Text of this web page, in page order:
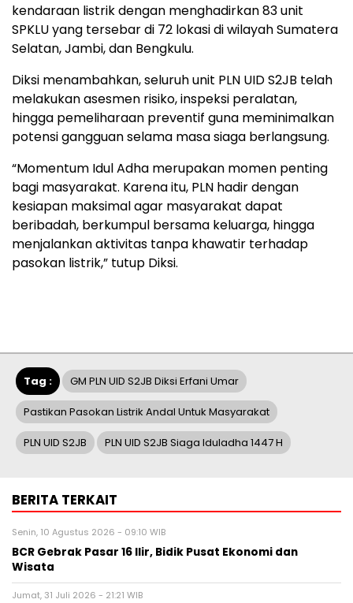
kendaraan listrik dengan menghadirkan 83 unit
SPKLU yang tersebar di 72 lokasi di wilayah Sumatera
Selatan, Jambi, dan Bengkulu.
Diksi menambahkan, seluruh unit PLN UID S2JB telah
melakukan asesmen risiko, inspeksi peralatan,
hingga pemeliharaan preventif guna meminimalkan
potensi gangguan selama masa siaga berlangsung.
“Momentum Idul Adha merupakan momen penting
bagi masyarakat. Karena itu, PLN hadir dengan
kesiapan maksimal agar masyarakat dapat
beribadah, berkumpul bersama keluarga, hingga
menjalankan aktivitas tanpa khawatir terhadap
pasokan listrik,” tutup Diksi.
Tag : GM PLN UID S2JB Diksi Erfani Umar
Pastikan Pasokan Listrik Andal Untuk Masyarakat
PLN UID S2JB PLN UID S2JB Siaga Iduladha 1447 H
BERITA TERKAIT
Senin, 10 Agustus 2026 - 09:10 WIB
BCR Gebrak Pasar 16 Ilir, Bidik Pusat Ekonomi dan
Wisata
Jumat, 31 Juli 2026 - 21:21 WIB